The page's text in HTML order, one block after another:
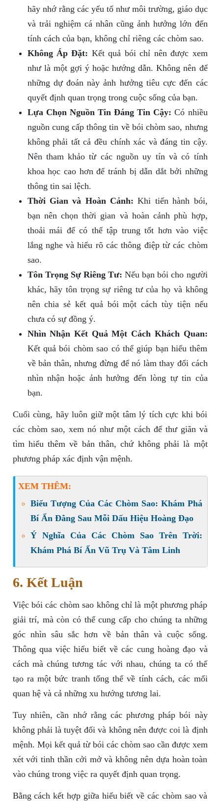
hãy nhớ rằng các yếu tố như môi trường, giáo dục
và trải nghiệm cá nhân cũng ảnh hưởng lớn đến
tính cách của bạn, không chỉ riêng các chòm sao.
Không Áp Đặt: Kết quả bói chỉ nên được xem
như là một gợi ý hoặc hướng dẫn. Không nên để
những dự đoán này ảnh hưởng tiêu cực đến các
quyết định quan trọng trong cuộc sống của bạn.
Lựa Chọn Nguồn Tin Đáng Tin Cậy: Có nhiều
nguồn cung cấp thông tin về bói chòm sao, nhưng
không phải tất cả đều chính xác và đáng tin cậy.
Nên tham khảo từ các nguồn uy tín và có tính
khoa học cao hơn để tránh bị dẫn dắt bởi những
thông tin sai lệch.
Thời Gian và Hoàn Cảnh: Khi tiến hành bói,
bạn nên chọn thời gian và hoàn cảnh phù hợp,
thoải mái để có thể tập trung tốt hơn vào việc
lắng nghe và hiểu rõ các thông điệp từ các chòm
sao.
Tôn Trọng Sự Riêng Tư: Nếu bạn bói cho người
khác, hãy tôn trọng sự riêng tư của họ và không
nên chia sẻ kết quả bói một cách tùy tiện nếu
chưa có sự đồng ý.
Nhìn Nhận Kết Quả Một Cách Khách Quan:
Kết quả bói chòm sao có thể giúp bạn hiểu thêm
về bản thân, nhưng đừng để nó làm thay đổi cách
nhìn nhận hoặc ảnh hưởng đến lòng tự tin của
bạn.
Cuối cùng, hãy luôn giữ một tâm lý tích cực khi bói
các chòm sao, xem nó như một cách để thư giãn và
tìm hiểu thêm về bản thân, chứ không phải là một
phương pháp xác định vận mệnh.
XEM THÊM:
Biểu Tượng Của Các Chòm Sao: Khám Phá
Bí Ẩn Đằng Sau Mỗi Dấu Hiệu Hoàng Đạo
Ý Nghĩa Của Các Chòm Sao Trên Trời:
Khám Phá Bí Ẩn Vũ Trụ Và Tâm Linh
6. Kết Luận
Việc bói các chòm sao không chỉ là một phương pháp
giải trí, mà còn có thể cung cấp cho chúng ta những
góc nhìn sâu sắc hơn về bản thân và cuộc sống.
Thông qua việc hiểu biết về các cung hoàng đạo và
cách mà chúng tương tác với nhau, chúng ta có thể
tạo ra một bức tranh tổng thể về tính cách, các mối
quan hệ và cả những xu hướng tương lai.
Tuy nhiên, cần nhớ rằng các phương pháp bói này
không phải là tuyệt đối và không nên được coi là định
mệnh. Mọi kết quả từ bói các chòm sao cần được xem
xét với tinh thần cởi mở và không nên dựa hoàn toàn
vào chúng trong việc ra quyết định quan trọng.
Bằng cách kết hợp giữa hiểu biết về các chòm sao và